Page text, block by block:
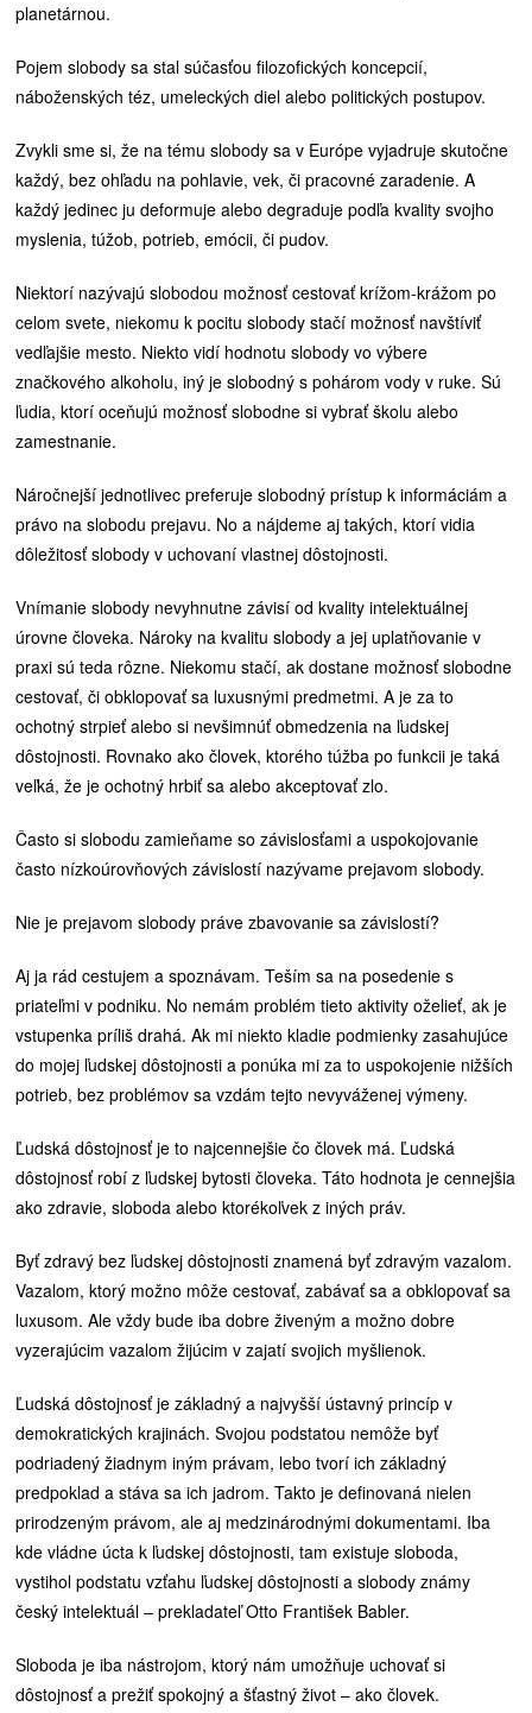
planetárnou.
Pojem slobody sa stal súčasťou filozofických koncepcií,
náboženských téz, umeleckých diel alebo politických postupov.
Zvykli sme si, že na tému slobody sa v Európe vyjadruje skutočne
každý, bez ohľadu na pohlavie, vek, či pracovné zaradenie. A
každý jedinec ju deformuje alebo degraduje podľa kvality svojho
myslenia, túžob, potrieb, emócii, či pudov.
Niektorí nazývajú slobodou možnosť cestovať krížom-krážom po
celom svete, niekomu k pocitu slobody stačí možnosť navštíviť
vedľajšie mesto. Niekto vidí hodnotu slobody vo výbere
značkového alkoholu, iný je slobodný s pohárom vody v ruke. Sú
ľudia, ktorí oceňujú možnosť slobodne si vybrať školu alebo
zamestnanie.
Náročnejší jednotlivec preferuje slobodný prístup k informáciám a
právo na slobodu prejavu. No a nájdeme aj takých, ktorí vidia
dôležitosť slobody v uchovaní vlastnej dôstojnosti.
Vnímanie slobody nevyhnutne závisí od kvality intelektuálnej
úrovne človeka. Nároky na kvalitu slobody a jej uplatňovanie v
praxi sú teda rôzne. Niekomu stačí, ak dostane možnosť slobodne
cestovať, či obklopovať sa luxusnými predmetmi. A je za to
ochotný strpieť alebo si nevšimnúť obmedzenia na ľudskej
dôstojnosti. Rovnako ako človek, ktorého túžba po funkcii je taká
veľká, že je ochotný hrbiť sa alebo akceptovať zlo.
Často si slobodu zamieňame so závislosťami a uspokojovanie
často nízkoúrovňových závislostí nazývame prejavom slobody.
Nie je prejavom slobody práve zbavovanie sa závislostí?
Aj ja rád cestujem a spoznávam. Teším sa na posedenie s
priateľmi v podniku. No nemám problém tieto aktivity oželieť, ak je
vstupenka príliš drahá. Ak mi niekto kladie podmienky zasahujúce
do mojej ľudskej dôstojnosti a ponúka mi za to uspokojenie nižších
potrieb, bez problémov sa vzdám tejto nevyváženej výmeny.
Ľudská dôstojnosť je to najcennejšie čo človek má. Ľudská
dôstojnosť robí z ľudskej bytosti človeka. Táto hodnota je cennejšia
ako zdravie, sloboda alebo ktorékoľvek z iných práv.
Byť zdravý bez ľudskej dôstojnosti znamená byť zdravým vazalom.
Vazalom, ktorý možno môže cestovať, zabávať sa a obklopovať sa
luxusom. Ale vždy bude iba dobre živeným a možno dobre
vyzerajúcim vazalom žijúcim v zajatí svojich myšlienok.
Ľudská dôstojnosť je základný a najvyšší ústavný princíp v
demokratických krajinách. Svojou podstatou nemôže byť
podriadený žiadnym iným právam, lebo tvorí ich základný
predpoklad a stáva sa ich jadrom. Takto je definovaná nielen
prirodzeným právom, ale aj medzinárodnými dokumentami. Iba
kde vládne úcta k ľudskej dôstojnosti, tam existuje sloboda,
vystihol podstatu vzťahu ľudskej dôstojnosti a slobody známy
český intelektuál – prekladateľ Otto František Babler.
Sloboda je iba nástrojom, ktorý nám umožňuje uchovať si
dôstojnosť a prežiť spokojný a šťastný život – ako človek.